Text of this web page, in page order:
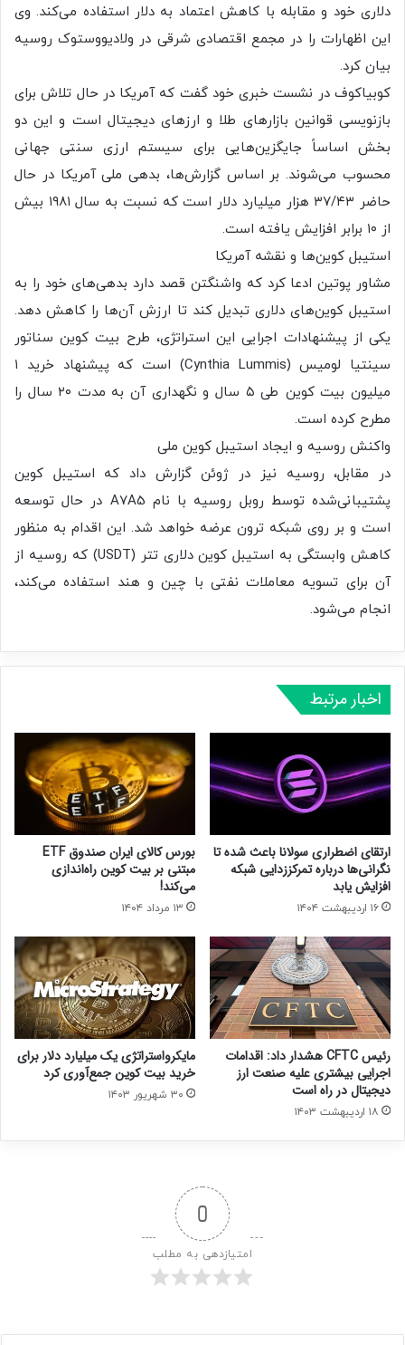
دلاری خود و مقابله با کاهش اعتماد به دلار استفاده می‌کند. وی
این اظهارات را در مجمع اقتصادی شرقی در ولادیووستوک روسیه
بیان کرد.
کوبیاکوف در نشست خبری خود گفت که آمریکا در حال تلاش برای
بازنویسی قوانین بازارهای طلا و ارزهای دیجیتال است و این دو
بخش اساساً جایگزین‌هایی برای سیستم ارزی سنتی جهانی
محسوب می‌شوند. بر اساس گزارش‌ها، بدهی ملی آمریکا در حال
حاضر ۳۷/۴۳ هزار میلیارد دلار است که نسبت به سال ۱۹۸۱ بیش
از ۱۰ برابر افزایش یافته است.
استیبل کوین‌ها و نقشه آمریکا
مشاور پوتین ادعا کرد که واشنگتن قصد دارد بدهی‌های خود را به
استیبل کوین‌های دلاری تبدیل کند تا ارزش آن‌ها را کاهش دهد.
یکی از پیشنهادات اجرایی این استراتژی، طرح بیت کوین سناتور
سینتیا لومیس (Cynthia Lummis) است که پیشنهاد خرید ۱
میلیون بیت کوین طی ۵ سال و نگهداری آن به مدت ۲۰ سال را
مطرح کرده است.
واکنش روسیه و ایجاد استیبل کوین ملی
در مقابل، روسیه نیز در ژوئن گزارش داد که استیبل کوین
پشتیبانی‌شده توسط روبل روسیه با نام A7A5 در حال توسعه
است و بر روی شبکه ترون عرضه خواهد شد. این اقدام به منظور
کاهش وابستگی به استیبل کوین دلاری تتر (USDT) که روسیه از
آن برای تسویه معاملات نفتی با چین و هند استفاده می‌کند،
انجام می‌شود.
اخبار مرتبط
ارتقای اضطراری سولانا باعث شده تا
نگرانی‌ها درباره تمرکززدایی شبکه
افزایش یابد
۱۶ اردیبهشت ۱۴۰۴
بورس کالای ایران صندوق ETF
مبتنی بر بیت کوین راه‌اندازی
می‌کند!
۱۳ مرداد ۱۴۰۴
رئیس CFTC هشدار داد: اقدامات
اجرایی بیشتری علیه صنعت ارز
دیجیتال در راه است
۱۸ اردیبهشت ۱۴۰۳
مایکرواستراتژی یک میلیارد دلار برای
خرید بیت کوین جمع‌آوری کرد
۳۰ شهریور ۱۴۰۳
0
امتیازدهی به مطلب